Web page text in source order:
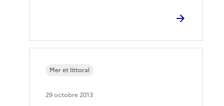
Mer et littoral
29 octobre 2013